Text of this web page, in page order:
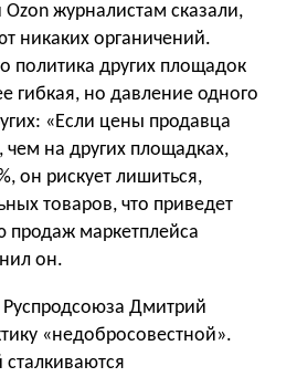
журналистам сказали,
никаких органичений.
политика других площадок
гибкая, но давление одного
«Если цены продавца
чем на других площадках,
он рискует лишиться,
товаров, что приведет
маркетплейса
он.
Дмитрий
«недобросовестной».